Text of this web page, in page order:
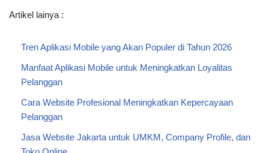
Artikel lainya :
Tren Aplikasi Mobile yang Akan Populer di Tahun 2026
Manfaat Aplikasi Mobile untuk Meningkatkan Loyalitas
Pelanggan
Cara Website Profesional Meningkatkan Kepercayaan
Pelanggan
Jasa Website Jakarta untuk UMKM, Company Profile, dan